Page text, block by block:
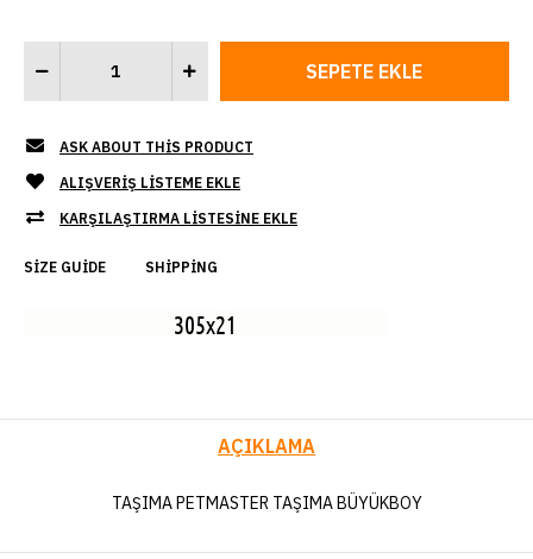
ASK ABOUT THIS PRODUCT
ALIŞVERIŞ LISTEME EKLE
KARŞILAŞTIRMA LISTESINE EKLE
SIZE GUIDE SHIPPING
AÇIKLAMA
TAŞIMA PETMASTER TAŞIMA BÜYÜKBOY